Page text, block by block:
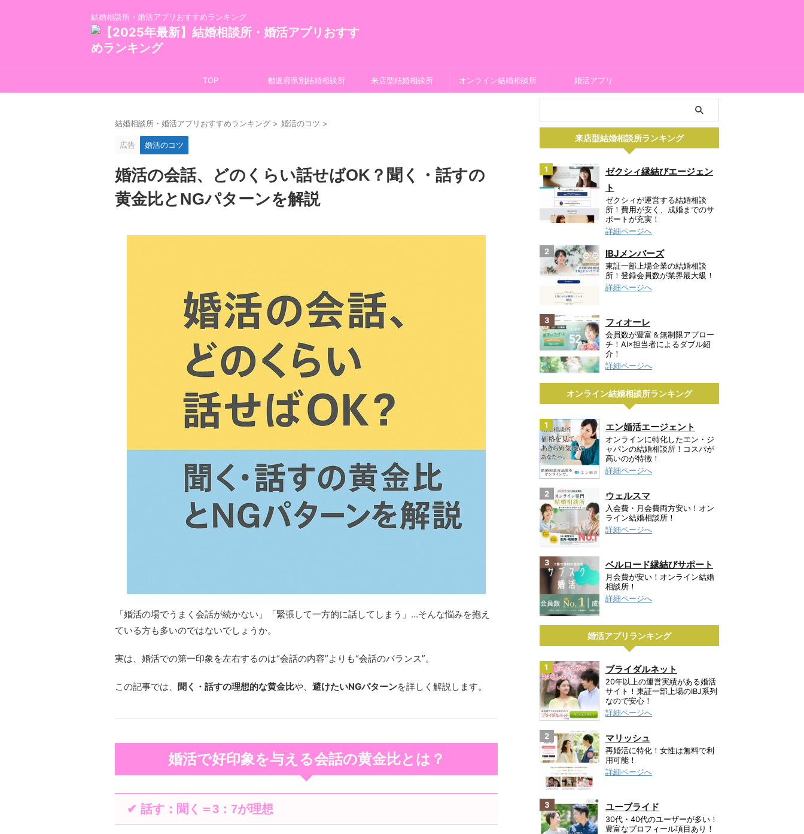
結婚相談所・婚活アプリおすすめランキング
TOP 都道府県別結婚相談所 来店型結婚相談所 オンライン結婚相談所 婚活アプリ
結婚相談所・婚活アプリおすすめランキング > 婚活のコツ >
広告 婚活のコツ
婚活の会話、どのくらい話せばOK？聞く・話すの
黄金比とNGパターンを解説
「婚活の場でうまく会話が続かない」「緊張して一方的に話してしまう」…そんな悩みを抱え
ている方も多いのではないでしょうか。
実は、婚活での第一印象を左右するのは“会話の内容”よりも“会話のバランス”。
この記事では、 聞く・話すの理想的な黄金比や、 避けたいNGパターンを詳しく解説します。
婚活で好印象を与える会話の黄金比とは？
✔ 話す：聞く＝3：7が理想
来店型結婚相談所ランキング
1
ゼクシィ縁結びエージェン
ト
ゼクシィが運営する結婚相談
所！費用が安く、成婚までのサ
ポートが充実！
詳細ページへ
2 IBJメンバーズ
東証一部上場企業の結婚相談
所！登録会員数が業界最大級！
詳細ページへ
3 フィオーレ
会員数が豊富＆無制限アプロー
チ！AI×担当者によるダブル紹
介！
詳細ページへ
オンライン結婚相談所ランキング
1 エン婚活エージェント
オンラインに特化したエン・ジ
ャパンの結婚相談所！コスパが
高いのが特徴！
詳細ページへ
2 ウェルスマ
入会費・月会費両方安い！オン
ライン結婚相談所！
詳細ページへ
3 ベルロード縁結びサポート
月会費が安い！オンライン結婚
相談所！
詳細ページへ
婚活アプリランキング
1 ブライダルネット
20年以上の運営実績がある婚活
サイト！東証一部上場のIBJ系列
なので安心！
詳細ページへ
2 マリッシュ
再婚活に特化！女性は無料で利
用可能！
詳細ページへ
3 ユーブライド
30代・40代のユーザーが多い！
豊富なプロフィール項目あり！